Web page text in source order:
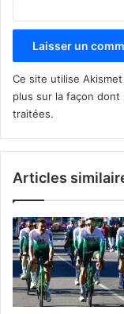
Ce site utilise
plus sur la façon
traitées.
Articles